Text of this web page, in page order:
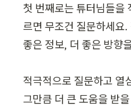
첫 번째로는 튜터님들을
르면 무조건 질문하세요
좋은 정보, 더 좋은 방향
적극적으로 질문하고 열
그만큼 더 큰 도움을 받